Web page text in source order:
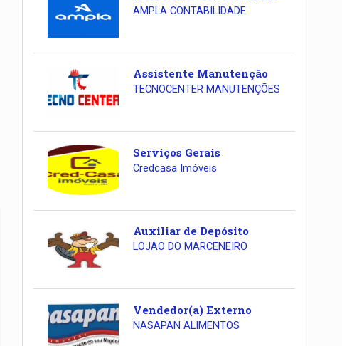
AMPLA CONTABILIDADE
Assistente Manutenção
TECNOCENTER MANUTENÇÕES
Serviços Gerais
Credcasa Imóveis
Auxiliar de Depósito
LOJAO DO MARCENEIRO
Vendedor(a) Externo
NASAPAN ALIMENTOS